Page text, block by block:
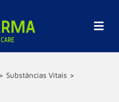
Substâncias Vitais